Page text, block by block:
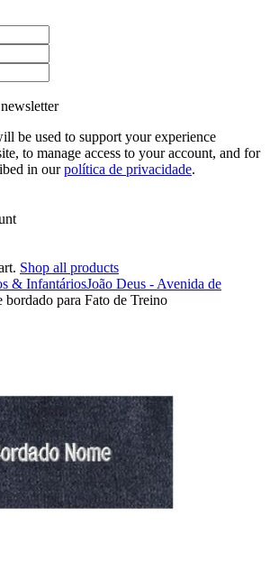
be used to support your experience
to manage access to your account, and for
in ourpolítica de privacidade.
Shop all products
& InfantáriosJoão Deus - Avenida de
bordado para Fato de Treino